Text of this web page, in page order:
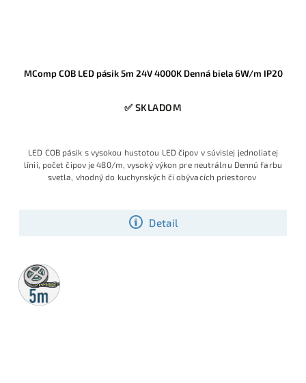
MComp COB LED pásik 5m 24V 4000K Denná biela 6W/m IP20
✅ SKLADOM
Detail
LED COB pásik s vysokou hustotou LED čipov v súvislej jednoliatej
línií, počet čipov je 480/m, vysoký výkon pre neutrálnu Dennú farbu
svetla, vhodný do kuchynských či obývacích priestorov
5m
rolka